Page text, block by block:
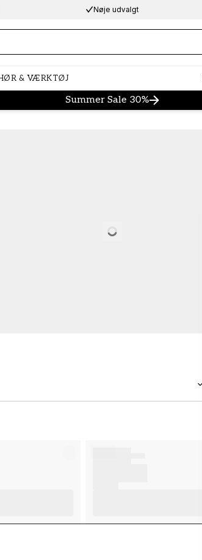
Nøje udvalgt
& VÆRKTØJ
Summer Sale 30%
Loading…